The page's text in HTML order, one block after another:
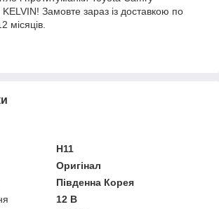
Замовте зараз із доставкою по
місяців.
H11
Оригінал
Південна Корея
12 В